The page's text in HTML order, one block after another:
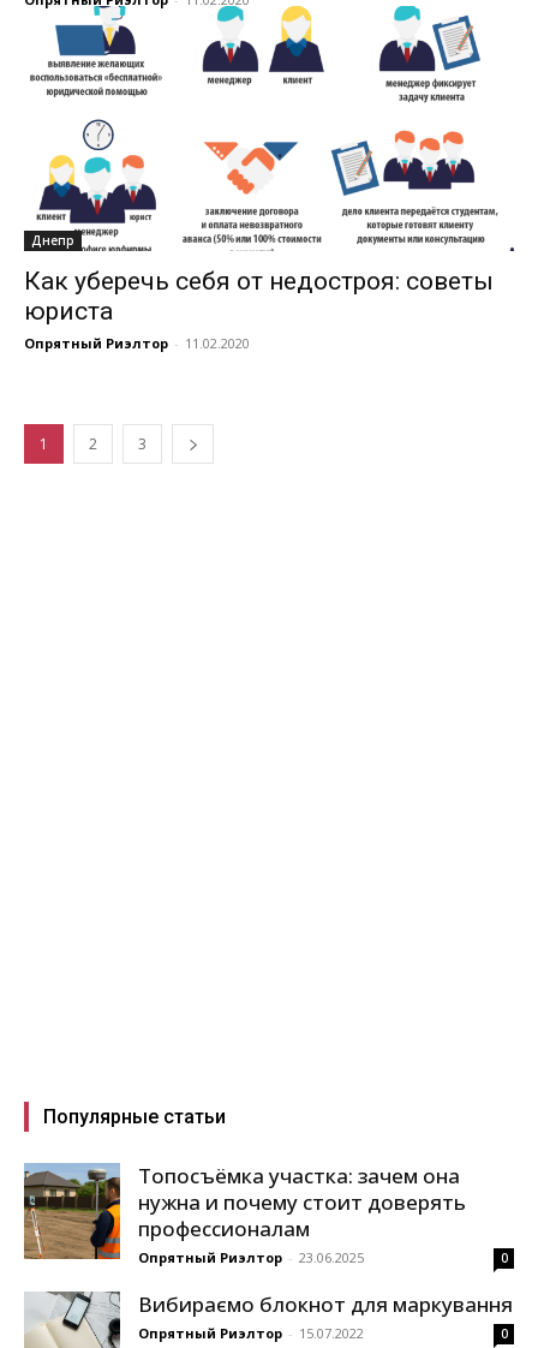
Днепр
Как уберечь себя от недостроя: советы
юриста
Опрятный Риэлтор - 11.02.2020
1 2 3
Популярные статьи
Топосъёмка участка: зачем она
нужна и почему стоит доверять
профессионалам
Опрятный Риэлтор - 23.06.2025 0
Вибираємо блокнот для маркування
Опрятный Риэлтор - 15.07.2022 0